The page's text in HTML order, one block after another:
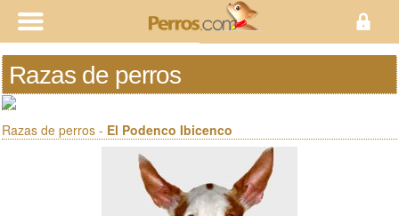
Razas de perros
Razas de perros - El Podenco Ibicenco